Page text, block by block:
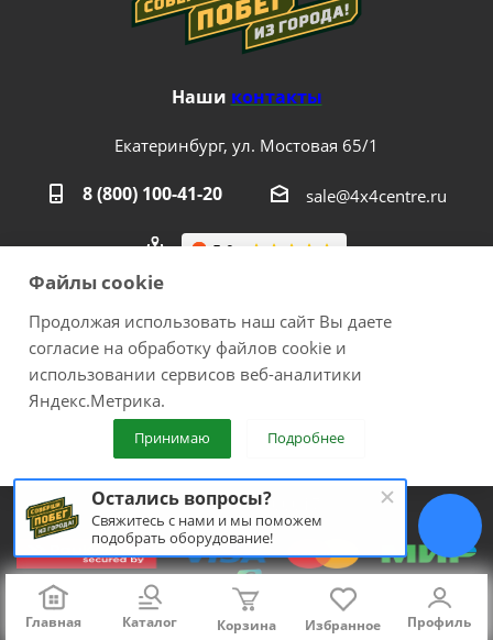
Главная Каталог Корзина Избранное Профиль
Наши контакты
Екатеринбург, ул. Мостовая 65/1
8 (800) 100-41-20 sale@4x4centre.ru
2026 © 4х4Centre - интернет-магазин внедорожного
оборудования с доставкой по России. Соверши побег из
ИП Медведев Михаил Геннадьевич ОГРНИП №
307667226300017
Файлы cookie
Продолжая использовать наш сайт Вы даете
согласие на обработку файлов cookie и
использовании сервисов веб-аналитики
Яндекс.Метрика.
Принимаю Подробнее
Остались вопросы?
Свяжитесь с нами и мы поможем
подобрать оборудование!